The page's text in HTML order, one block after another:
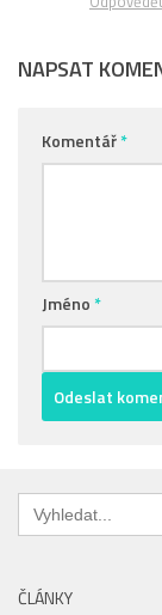
NAPSAT
Komentář*
Jméno*
Search
for:
ČLÁNKY